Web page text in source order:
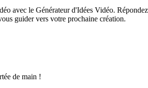
de main !
avec le Générateur d'Idées Vidéo. Répondez
guider vers votre prochaine création.